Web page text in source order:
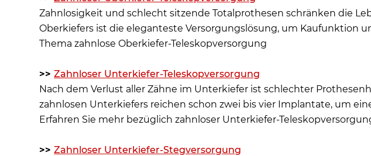
Zahnlosigkeit und schlecht sitzende Totalprothesen schränken die
Oberkiefers ist die eleganteste Versorgungslösung, um Kaufunktion
Thema zahnlose Oberkiefer-Teleskopversorgung
>>Zahnloser Unterkiefer-Teleskopversorgung
Nach dem Verlust aller Zähne im Unterkiefer ist schlechter
zahnlosen Unterkiefers reichen schon zwei bis vier Implantate, um
Erfahren Sie mehr bezüglich zahnloser Unterkiefer-
>>Zahnloser Unterkiefer-Stegversorgung